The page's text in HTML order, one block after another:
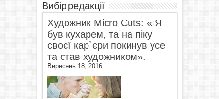
Вибір редакції
Художник Micro Cuts: « Я
був кухарем, та на піку
своєї кар`єри покинув усе
та став художником».
Вересень 18, 2016